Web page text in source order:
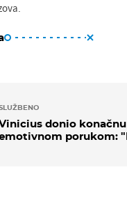
donio
porukom: